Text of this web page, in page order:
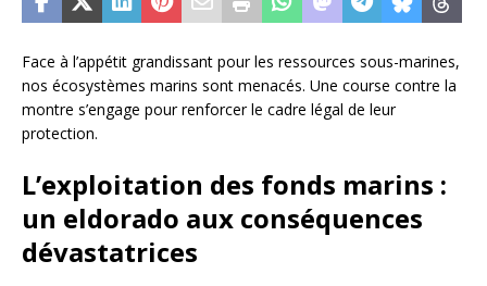
Face à l’appétit grandissant pour les ressources sous-marines,
nos écosystèmes marins sont menacés. Une course contre la
montre s’engage pour renforcer le cadre légal de leur
protection.
L’exploitation des fonds marins :
un eldorado aux conséquences
dévastatrices